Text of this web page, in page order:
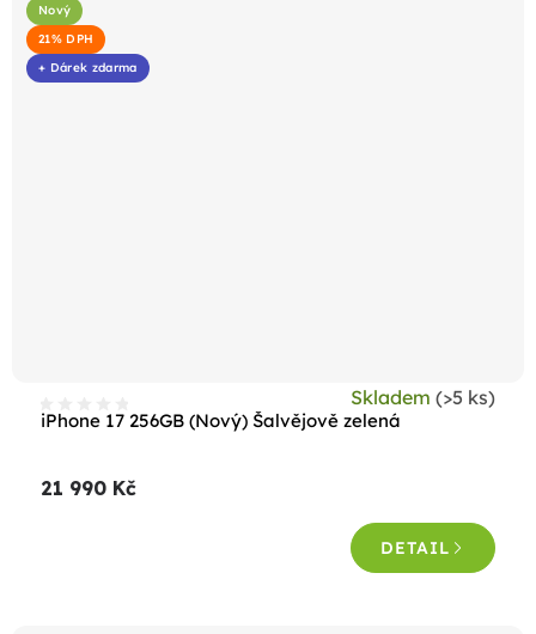
Nový
21% DPH
+ Dárek zdarma
iPhone 17 256GB (Nový) Šalvějově zelená
Skladem (>5 ks)
21 990 Kč
DETAIL